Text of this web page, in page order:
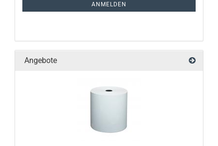
ANMELDEN
Angebote